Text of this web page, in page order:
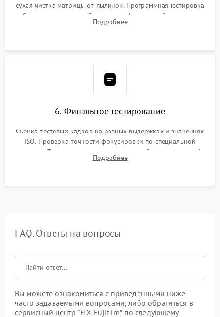
сухая чистка матрицы от пылинок. Программная юстировка
рабочего отрезка, калибровка автофокуса, стабилизатора и
экспозамера с помощью сервисного ПО.
Подробнее
6. Финальное тестирование
Съемка тестовых кадров на разных выдержках и значениях
ISO. Проверка точности фокусировки по специальной
мишени. Тест записи на карту памяти, работы встроенной
вспышки, микрофона и всех кнопок управления.
Подробнее
FAQ. Ответы на вопросы
Вы можете ознакомиться с приведенными ниже
часто задаваемыми вопросами, либо обратиться в
сервисный центр “FIX-Fujifilm” по следующему